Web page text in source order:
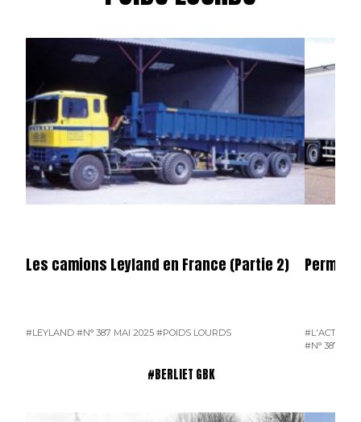
Les camions Leyland en France (Partie 2)
#LEYLAND #N° 387 MAI 2025 #POIDS LOURDS
Permier
#N° 387 MAI
#BERLIET GBK